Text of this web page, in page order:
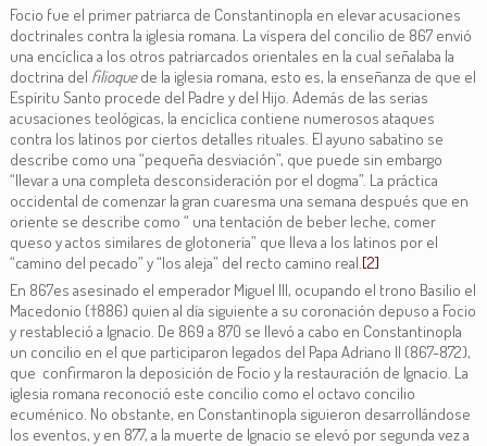
Focio fue el primer patriarca de Constantinopla en elevar acusaciones
doctrinales contra la iglesia romana. La víspera del concilio de 867 envió
una encíclica a los otros patriarcados orientales en la cual señalaba la
doctrina del filioquede la iglesia romana, esto es, la enseñanza de que el
Espíritu Santo procede del Padre y del Hijo. Además de las serias
acusaciones teológicas, la encíclica contiene numerosos ataques
contra los latinos por ciertos detalles rituales. El ayuno sabatino se
describe como una “pequeña desviación”, que puede sin embargo
“llevar a una completa desconsideración por el dogma”. La práctica
occidental de comenzar la gran cuaresma una semana después que en
oriente se describe como “ una tentación de beber leche, comer
queso y actos similares de glotonería” que lleva a los latinos por el
“camino del pecado” y “los aleja” del recto camino real.[2]
En 867es asesinado el emperador Miguel III, ocupando el trono Basilio el
Macedonio (†886) quien al día siguiente a su coronación depuso a Focio
y restableció a Ignacio. De 869 a 870 se llevó a cabo en Constantinopla
un concilio en el que participaron legados del Papa Adriano II (867-872),
que confirmaron la deposición de Focio y la restauración de Ignacio. La
iglesia romana reconoció este concilio como el octavo concilio
ecuménico. No obstante, en Constantinopla siguieron desarrollándose
los eventos, y en 877, a la muerte de Ignacio se elevó por segunda vez a